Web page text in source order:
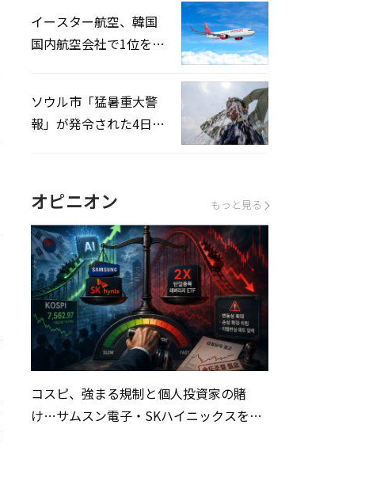
イースター航空、韓国
国内航空会社で1位を記
ソウル市「猛暑重大警
報」が発令された4日、
オピニオン もっと見る
コスピ、強まる規制と個人投資家の賭
け…サムスン電子・SKハイニックスを巡